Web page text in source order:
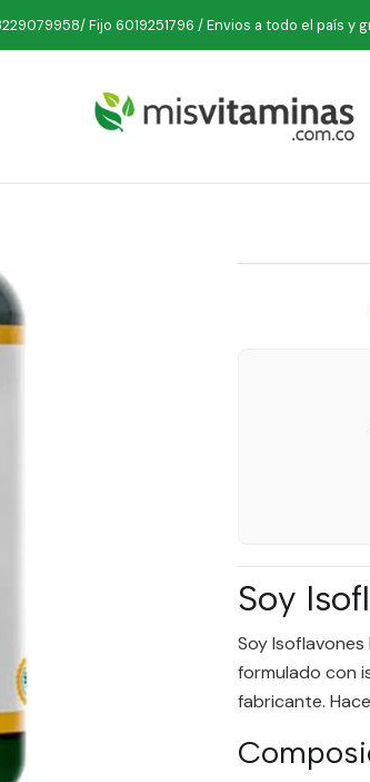
Fijo 6019251796 / Envios a todo el país y
Condición Menopausia Soy Isoflavones 60
Soy
Soy
formulado con
fabricante.